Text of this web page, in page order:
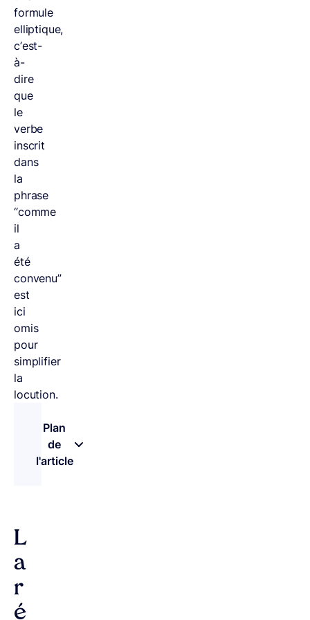
formule
elliptique,
c’est-
à-
dire
que
le
verbe
inscrit
dans
la
phrase
“comme
il
a
été
convenu”
est
ici
omis
pour
simplifier
la
locution.
Plan
de
l'article
L
a
r
é